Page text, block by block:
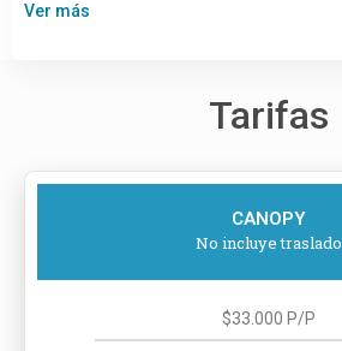
Ver más
Tarifas
CANOPY
No incluye traslado
$33.000 P/P